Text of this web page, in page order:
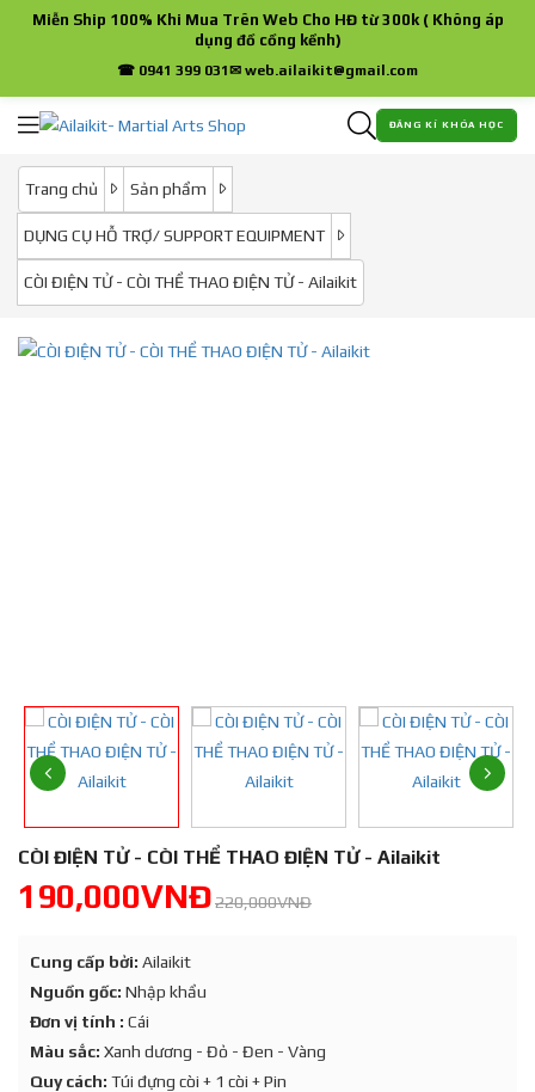
Miễn Ship 100% Khi Mua Trên Web Cho HĐ từ 300k ( Không áp
dụng đồ cồng kềnh)
☎ 0941 399 031✉ web.ailaikit@gmail.com
ĐĂNG KÍ KHÓA HỌC
Trang chủ Sản phẩm
DỤNG CỤ HỖ TRỢ/ SUPPORT EQUIPMENT
CÒI ĐIỆN TỬ - CÒI THỂ THAO ĐIỆN TỬ - Ailaikit
CÒI ĐIỆN TỬ - CÒI THỂ THAO ĐIỆN TỬ - Ailaikit
190,000VNĐ220,000VNĐ
Cung cấp bởi: Ailaikit
Nguồn gốc: Nhập khẩu
Đơn vị tính : Cái
Màu sắc: Xanh dương - Đỏ - Đen - Vàng
Quy cách: Túi đựng còi + 1 còi + Pin